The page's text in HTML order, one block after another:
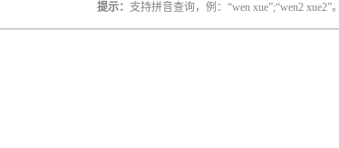
提示： 支持拼音查询，例：“wen xue”;“wen2